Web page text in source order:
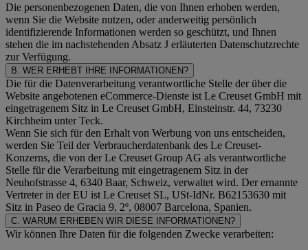
Die personenbezogenen Daten, die von Ihnen erhoben werden,
wenn Sie die Website nutzen, oder anderweitig persönlich
identifizierende Informationen werden so geschützt, und Ihnen
stehen die im nachstehenden Absatz J erläuterten Datenschutzrechte
zur Verfügung.
B. WER ERHEBT IHRE INFORMATIONEN?
Die für die Datenverarbeitung verantwortliche Stelle der über die
Website angebotenen eCommerce-Dienste ist Le Creuset GmbH mit
eingetragenem Sitz in Le Creuset GmbH, Einsteinstr. 44, 73230
Kirchheim unter Teck.
Wenn Sie sich für den Erhalt von Werbung von uns entscheiden,
werden Sie Teil der Verbraucherdatenbank des Le Creuset-
Konzerns, die von der Le Creuset Group AG als verantwortliche
Stelle für die Verarbeitung mit eingetragenem Sitz in der
Neuhofstrasse 4, 6340 Baar, Schweiz, verwaltet wird. Der ernannte
Vertreter in der EU ist Le Creuset SL, USt-IdNr. B62153630 mit
Sitz in Paseo de Gracia 9, 2º, 08007 Barcelona, Spanien.
C. WARUM ERHEBEN WIR DIESE INFORMATIONEN?
Wir können Ihre Daten für die folgenden Zwecke verarbeiten: